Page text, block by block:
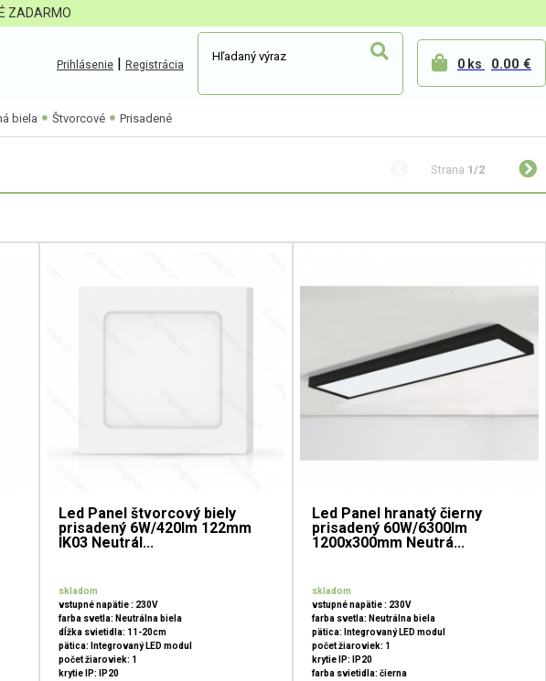
ZADARMO
Prihlásenie | Registrácia 0 ks 0.00 €
biela Štvorcové Prisadené
Strana 1/2
Led Panel štvorcový biely
prisadený 6W/420lm 122mm
IK03 Neutrál...
skladom
vstupné napätie : 230V
farba svetla: Neutrálna biela
dĺžka svietidla: 11-20cm
pätica: Integrovaný LED modul
počet žiaroviek: 1
krytie IP: IP20
Led Panel hranatý čierny
prisadený 60W/6300lm
1200x300mm Neutrá...
skladom
vstupné napätie : 230V
farba svetla: Neutrálna biela
pätica: Integrovaný LED modul
počet žiaroviek: 1
krytie IP: IP20
farba svietidla: čierna